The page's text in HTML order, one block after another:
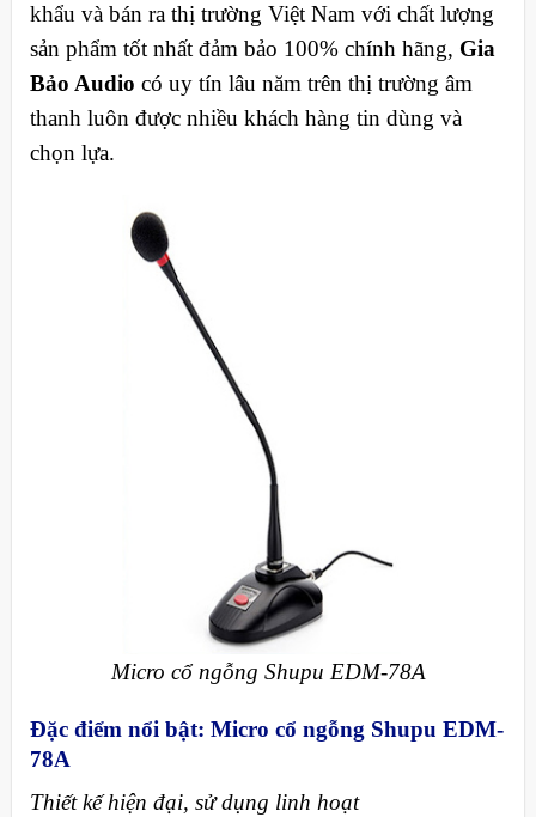
khẩu và bán ra thị trường Việt Nam với chất lượng
sản phẩm tốt nhất đảm bảo 100% chính hãng, Gia
Bảo Audio có uy tín lâu năm trên thị trường âm
thanh luôn được nhiều khách hàng tin dùng và
chọn lựa.
Micro cổ ngỗng Shupu EDM-78A
Đặc điểm nổi bật: Micro cổ ngỗng Shupu EDM-
78A
Thiết kế hiện đại, sử dụng linh hoạt